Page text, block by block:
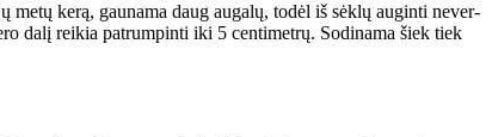
me­tų ke­rą, gau­na­ma daug au­ga­lų, to­dėl iš sėk­lų au­gin­ti ne­ver­
da­lį rei­kia pa­trum­pin­ti iki 5 cen­ti­met­rų. So­di­na­ma šiek tiek